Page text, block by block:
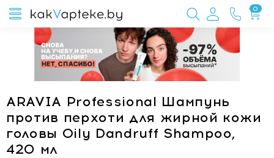
0
ARAVIA Professional Шампунь
против перхоти для жирной кожи
головы Oily Dandruff Shampoo,
420 мл